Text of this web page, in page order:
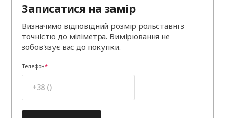
Записатися на замір
Визначимо відповідний розмір рольставні з
точністю до міліметра. Вимірювання не
зобов'язує вас до покупки.
Телефон